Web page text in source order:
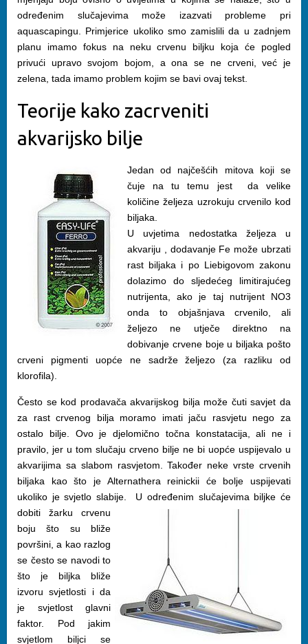
određenim slučajevima može izazvati probleme pri
aquascapingu. Primjerice ukoliko smo zamislili da u zadnjem
planu imamo fokus na neku crvenu biljku koja će pogled
privući upravo svojom bojom, a ona se ne crveni, već je
zelena, tada imamo problem kojim se bavi ovaj tekst.
Teorije kako zacrveniti
akvarijsko bilje
Jedan od najčešćih mitova koji se
čuje na tu temu jest da velike
količine željeza uzrokuju crvenilo kod
biljaka.
U uvjetima nedostatka željeza u
akvariju , dodavanje Fe može ubrzati
rast biljaka i po Liebigovom zakonu
dolazimo do sljedećeg limitirajućeg
nutrijenta, ako je taj nutrijent NO3
onda to objašnjava crvenilo, ali
željezo ne utječe direktno na
dobivanje crvene boje u biljaka pošto
crveni pigmenti uopće ne sadrže željezo (za razliku od
klorofila).
Često se kod prodavača akvarijskog bilja može čuti savjet da
za rast crvenog bilja moramo imati jaču rasvjetu nego za
ostalo bilje. Ovo je djelomično točna konstatacija, ali ne i
pravilo, jer u tom slučaju crveno bilje ne bi uopće uspijevalo u
akvarijima sa slabom rasvjetom. Također neke vrste crvenih
biljaka kao što je Alternathera reinickii će bolje uspijevati
ukoliko je svjetlo slabije. U određenim slučajevima biljke će
dobiti žarku crvenu
boju što su bliže
površini, a kao razlog
se često se navodi to
što je biljka bliže
izvoru svjetlosti i da
je svjetlost glavni
faktor. Pod jakim
svjetlom biljci se